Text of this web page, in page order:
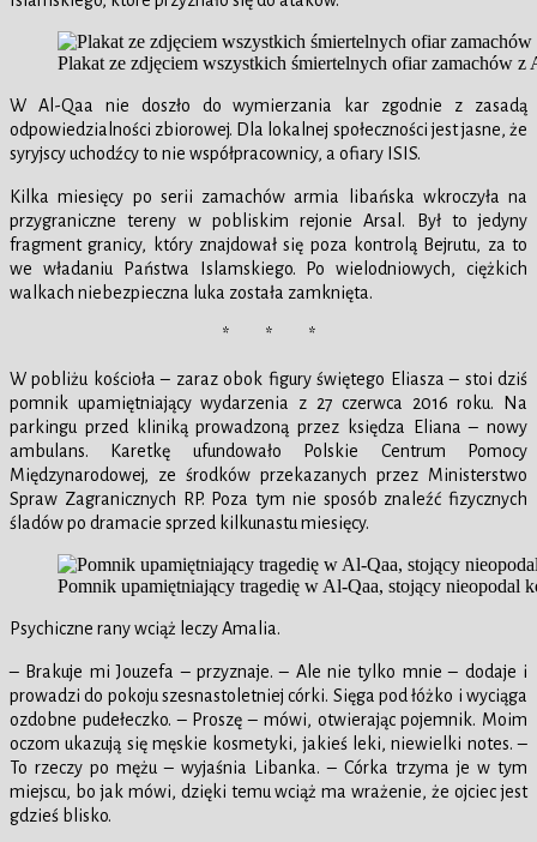
Plakat ze zdjęciem wszystkich śmiertelnych ofiar zamachów z
W Al-Qaa nie doszło do wymierzania kar zgodnie z zasadą
odpowiedzialności zbiorowej. Dla lokalnej społeczności jest jasne, że
syryjscy uchodźcy to nie współpracownicy, a ofiary ISIS.
Kilka miesięcy po serii zamachów armia libańska wkroczyła na
przygraniczne tereny w pobliskim rejonie Arsal. Był to jedyny
fragment granicy, który znajdował się poza kontrolą Bejrutu, za to
we władaniu Państwa Islamskiego. Po wielodniowych, ciężkich
walkach niebezpieczna luka została zamknięta.
* * *
W pobliżu kościoła – zaraz obok figury świętego Eliasza – stoi dziś
pomnik upamiętniający wydarzenia z 27 czerwca 2016 roku. Na
parkingu przed kliniką prowadzoną przez księdza Eliana – nowy
ambulans. Karetkę ufundowało Polskie Centrum Pomocy
Międzynarodowej, ze środków przekazanych przez Ministerstwo
Spraw Zagranicznych RP. Poza tym nie sposób znaleźć fizycznych
śladów po dramacie sprzed kilkunastu miesięcy.
Pomnik upamiętniający tragedię w Al-Qaa, stojący nieopodal
Psychiczne rany wciąż leczy Amalia.
– Brakuje mi Jouzefa – przyznaje. – Ale nie tylko mnie – dodaje i
prowadzi do pokoju szesnastoletniej córki. Sięga pod łóżko i wyciąga
ozdobne pudełeczko. – Proszę – mówi, otwierając pojemnik. Moim
oczom ukazują się męskie kosmetyki, jakieś leki, niewielki notes. –
To rzeczy po mężu – wyjaśnia Libanka. – Córka trzyma je w tym
miejscu, bo jak mówi, dzięki temu wciąż ma wrażenie, że ojciec jest
gdzieś blisko.